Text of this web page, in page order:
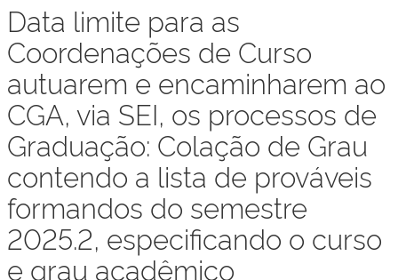
Data limite para as
Coordenações de Curso
autuarem e encaminharem ao
CGA, via SEI, os processos de
Graduação: Colação de Grau
contendo a lista de prováveis
formandos do semestre
2025.2, especificando o curso
e grau acadêmico